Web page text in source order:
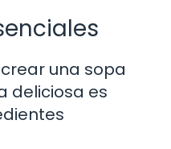
una sopa
deliciosa es